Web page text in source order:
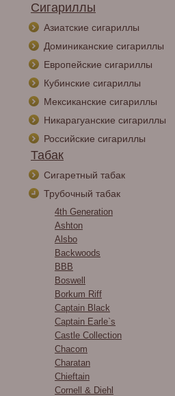
Сигариллы
Азиатские сигариллы
Доминиканские сигариллы
Европейские сигариллы
Кубинские сигариллы
Мексиканские сигариллы
Никарагуанские сигариллы
Российские сигариллы
Табак
Сигаретный табак
Трубочный табак
4th Generation
Ashton
Alsbo
Backwoods
BBB
Boswell
Borkum Riff
Captain Black
Captain Earle`s
Castle Collection
Chacom
Charatan
Chieftain
Cornell & Diehl